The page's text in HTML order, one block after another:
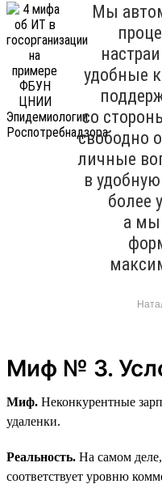
Мы
удобные
со
свободно
личные
в
более
а мы
Миф № 3.
Миф. Неконкурентные
удаленки.
Реальность. На самом
соответствует уровню